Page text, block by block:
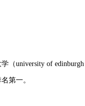
（university of
第一。